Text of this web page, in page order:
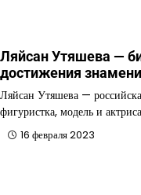
Ляйсан Утяшева —
достижения
Ляйсан Утяшева —
фигуристка, модель и
16 февраля 2023